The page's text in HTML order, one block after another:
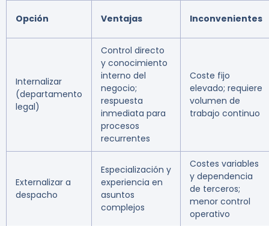
Opción Ventajas Inconvenientes
Internalizar
(departamento
legal)
Control directo
y conocimiento
interno del
negocio;
respuesta
inmediata para
procesos
recurrentes
Coste fijo
elevado; requiere
volumen de
trabajo continuo
Externalizar a
despacho
Especialización y
experiencia en
asuntos
complejos
Costes variables
y dependencia
de terceros;
menor control
operativo